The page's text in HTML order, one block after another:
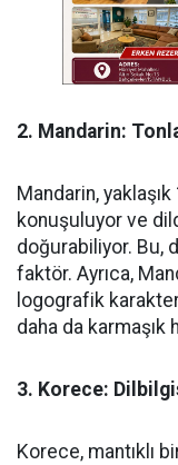
2. Mandarin:
Mandarin,
konuşuluyor ve
doğurabiliyor. Bu,
faktör. Ayrıca,
logografik
daha da karmaşık
3. Korece:
Korece, mantıklı